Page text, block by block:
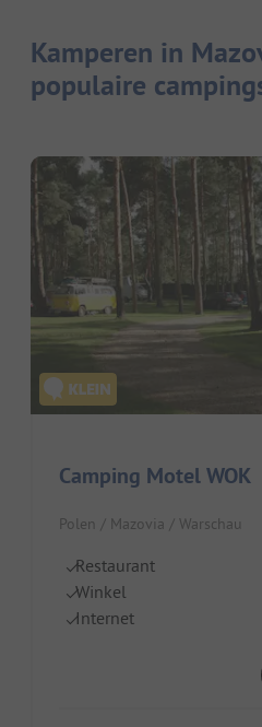
Kamperen in
populaire
Camping Motel WOK
Polen / Mazovia / Warschau
Restaurant
Winkel
Internet